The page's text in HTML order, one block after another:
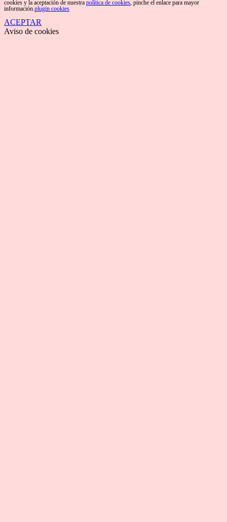
cookies y la aceptación de nuestra política de cookies, pinche el enlace para mayor
información.plugin cookies
ACEPTAR
Aviso de cookies